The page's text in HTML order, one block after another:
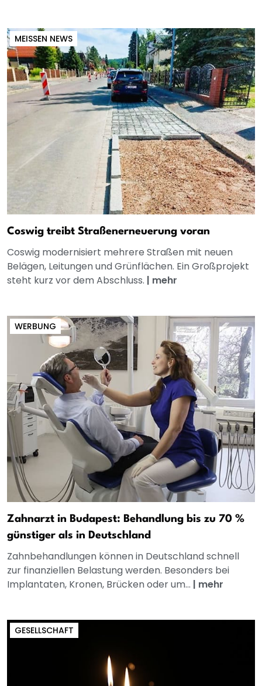
MEISSEN NEWS
Coswig treibt Straßenerneuerung voran
Coswig modernisiert mehrere Straßen mit neuen
Belägen, Leitungen und Grünflächen. Ein Großprojekt
steht kurz vor dem Abschluss. | mehr
WERBUNG
Zahnarzt in Budapest: Behandlung bis zu 70 %
günstiger als in Deutschland
Zahnbehandlungen können in Deutschland schnell
zur finanziellen Belastung werden. Besonders bei
Implantaten, Kronen, Brücken oder um... | mehr
GESELLSCHAFT